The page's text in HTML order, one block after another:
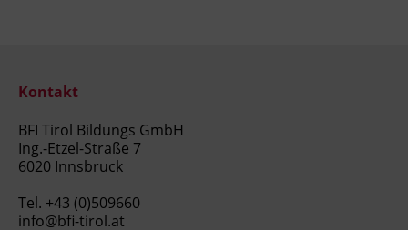
Kontakt
BFI Tirol Bildungs GmbH
Ing.-Etzel-Straße 7
6020 Innsbruck
Tel. +43 (0)509660
info@bfi-tirol.at